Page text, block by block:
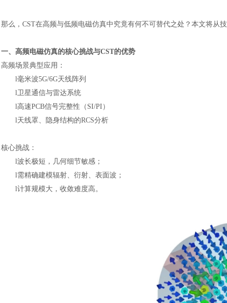
那么， CST在高频与低频电磁仿真中究竟有何不可替代之处？本文将从
一、高频电磁仿真的核心挑战与CST的优势
高频场景典型应用：
l毫米波5G/6G天线阵列
l卫星通信与雷达系统
l高速PCB信号完整性（SI/PI）
l天线罩、隐身结构的RCS分析
核心挑战：
l波长极短，几何细节敏感；
l需精确建模辐射、衍射、表面波；
l计算规模大，收敛难度高。